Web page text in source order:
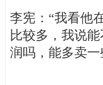
李宪：“我看他
比较多，我说
润吗，能多卖一